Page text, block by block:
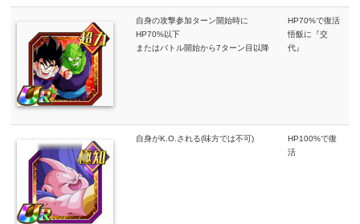
自身の攻撃参加ターン開始時に
HP70%以下
またはバトル開始から7ターン目以降
HP70%で復活
悟飯に『交
代』
自身がK.O.される(味方では不可)
HP100%で復
活